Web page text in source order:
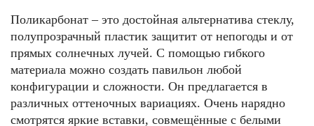
Поликарбонат – это достойная альтернатива стеклу,
полупрозрачный пластик защитит от непогоды и от
прямых солнечных лучей. С помощью гибкого
материала можно создать павильон любой
конфигурации и сложности. Он предлагается в
различных оттеночных вариациях. Очень нарядно
смотрятся яркие вставки, совмещённые с белыми